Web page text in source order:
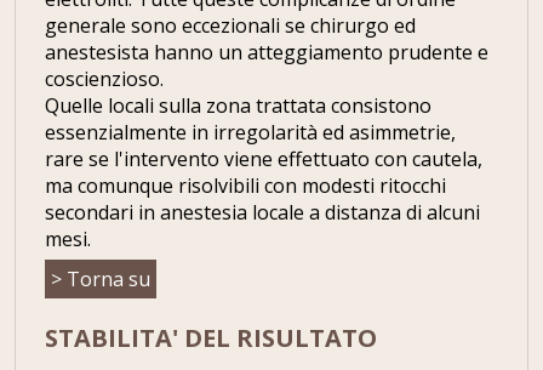
generale sono eccezionali se chirurgo ed
anestesista hanno un atteggiamento prudente e
coscienzioso.
Quelle locali sulla zona trattata consistono
essenzialmente in irregolarità ed asimmetrie,
rare se l'intervento viene effettuato con cautela,
ma comunque risolvibili con modesti ritocchi
secondari in anestesia locale a distanza di alcuni
mesi.
> Torna su
STABILITA' DEL RISULTATO